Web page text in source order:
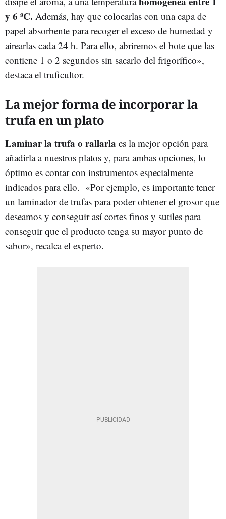
y 6 ºC. Además, hay que colocarlas con una capa de
papel absorbente para recoger el exceso de humedad y
airearlas cada 24 h. Para ello, abriremos el bote que las
contiene 1 o 2 segundos sin sacarlo del frigorífico»,
destaca el truficultor.
La mejor forma de incorporar la
trufa en un plato
Laminar la trufa o rallarla es la mejor opción para
añadirla a nuestros platos y, para ambas opciones, lo
óptimo es contar con instrumentos especialmente
indicados para ello. «Por ejemplo, es importante tener
un laminador de trufas para poder obtener el grosor que
deseamos y conseguir así cortes finos y sutiles para
conseguir que el producto tenga su mayor punto de
sabor», recalca el experto.